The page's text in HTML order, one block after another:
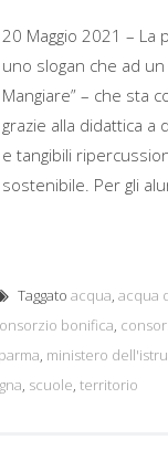
20 Maggio 2021 –
uno slogan che ad
Mangiare” – che sta
grazie alla didattica a
e tangibili
sostenibile. Per gli
Taggato acqua, acqua
bonifica,
, ministero
, scuole, territorio